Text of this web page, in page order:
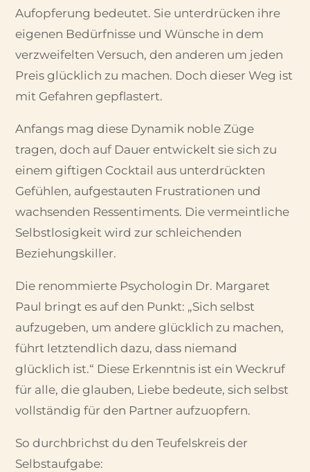
Aufopferung bedeutet. Sie unterdrücken ihre
eigenen Bedürfnisse und Wünsche in dem
verzweifelten Versuch, den anderen um jeden
Preis glücklich zu machen. Doch dieser Weg ist
mit Gefahren gepflastert.
Anfangs mag diese Dynamik noble Züge
tragen, doch auf Dauer entwickelt sie sich zu
einem giftigen Cocktail aus unterdrückten
Gefühlen, aufgestauten Frustrationen und
wachsenden Ressentiments. Die vermeintliche
Selbstlosigkeit wird zur schleichenden
Beziehungskiller.
Die renommierte Psychologin Dr. Margaret
Paul bringt es auf den Punkt: „Sich selbst
aufzugeben, um andere glücklich zu machen,
führt letztendlich dazu, dass niemand
glücklich ist.“ Diese Erkenntnis ist ein Weckruf
für alle, die glauben, Liebe bedeute, sich selbst
vollständig für den Partner aufzuopfern.
So durchbrichst du den Teufelskreis der
Selbstaufgabe: